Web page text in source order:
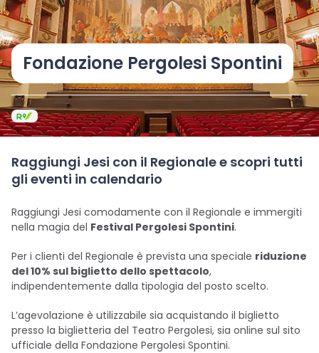
Fondazione Pergolesi Spontini
Raggiungi Jesi con il Regionale e scopri tutti
gli eventi in calendario
Raggiungi Jesi comodamente con il Regionale e immergiti
nella magia del Festival Pergolesi Spontini.
Per i clienti del Regionale è prevista una speciale riduzione
del 10% sul biglietto dello spettacolo,
indipendentemente dalla tipologia del posto scelto.
L’agevolazione è utilizzabile sia acquistando il biglietto
presso la biglietteria del Teatro Pergolesi, sia online sul sito
ufficiale della Fondazione Pergolesi Spontini.